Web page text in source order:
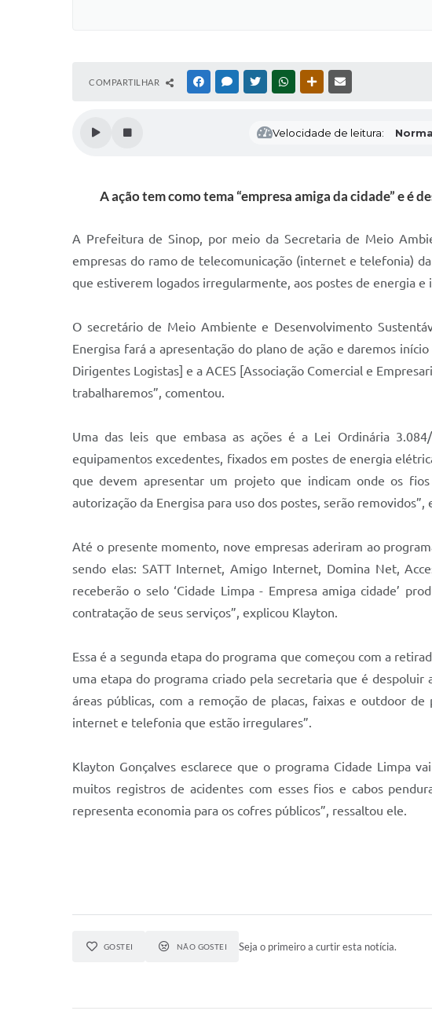
COMPARTILHAR FACEBOOKMESSENGER
TWITTERWHATSAPPOUTRAS MÍDIAS
Velocidade de leitura:
A ação tem como tema “empresa amiga da cidade” e
A Prefeitura de Sinop, por meio da Secretaria de Meio
empresas do ramo de telecomunicação (internet e telefonia)
que estiverem logados irregularmente, aos postes de energia e
O secretário de Meio Ambiente e Desenvolvimento
Energisa fará a apresentação do plano de ação e daremos
Dirigentes Logistas] e a ACES [Associação Comercial e
trabalharemos”, comentou.
Uma das leis que embasa as ações é a Lei Ordinária
equipamentos excedentes, fixados em postes de energia
que devem apresentar um projeto que indicam onde os
autorização da Energisa para uso dos postes, serão removidos”,
Até o presente momento, nove empresas aderiram ao
sendo elas: SATT Internet, Amigo Internet, Domina Net,
receberão o selo ‘Cidade Limpa - Empresa amiga cidade’
contratação de seus serviços”, explicou Klayton.
Essa é a segunda etapa do programa que começou com a
uma etapa do programa criado pela secretaria que é
áreas públicas, com a remoção de placas, faixas e outdoor
internet e telefonia que estão irregulares”.
Klayton Gonçalves esclarece que o programa Cidade Limpa
muitos registros de acidentes com esses fios e cabos
representa economia para os cofres públicos”, ressaltou ele.
GOSTEI NÃO GOSTEI Seja o primeiro a curtir esta notícia.